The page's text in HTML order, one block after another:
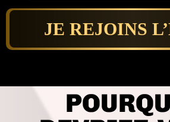
JE REJOINS